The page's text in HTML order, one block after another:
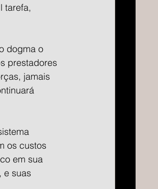
tarefa,
dogma o
prestadores
jamais
os custos
em sua
e suas